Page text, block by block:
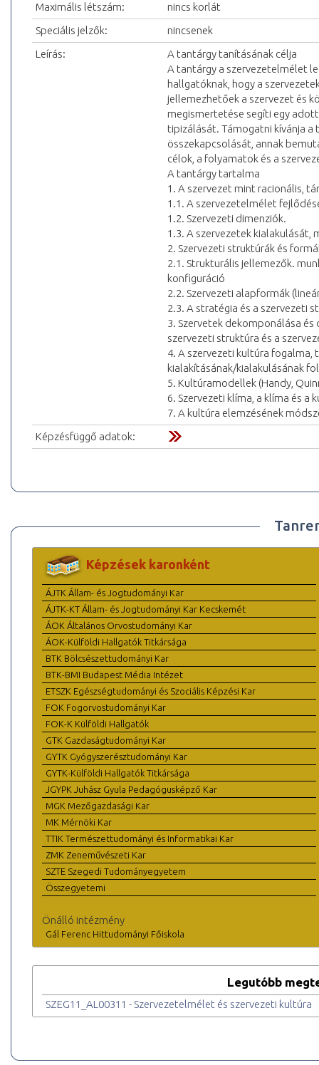
Maximális létszám:
nincs korlát
Speciális jelzők:
nincsenek
Leírás:
A tantárgy tanításának célja
A tantárgy a szervezetelmélet
hallgatóknak, hogy a
jellemezhetőek a szervezet és
megismertetése segíti egy
tipizálását. Támogatni kívánja
összekapcsolását, annak
célok, a folyamatok és a
A tantárgy tartalma
1. A szervezet mint racionális,
1.1. A szervezetelmélet
1.2. Szervezeti dimenziók.
1.3. A szervezetek
2. Szervezeti struktúrák és
2.1. Strukturális jellemezők.
konfiguráció
2.2. Szervezeti alapformák
2.3. A stratégia és a szervezeti
3. Szervetek dekomponálása
szervezeti struktúra és a
4. A szervezeti kultúra fogalma,
kialakításának/kialakulásának
5. Kultúramodellek (Handy,
6. Szervezeti klíma, a klíma és a
7. A kultúra elemzésének
Képzésfüggő adatok:
Képzések karonként
ÁJTK Állam- és Jogtudományi Kar
ÁJTK-KT Állam- és Jogtudományi Kar Kecskemét
ÁOK Általános Orvostudományi Kar
ÁOK-Külföldi Hallgatók Titkársága
BTK Bölcsészettudományi Kar
BTK-BMI Budapest Média Intézet
ETSZK Egészségtudományi és Szociális Képzési Kar
FOK Fogorvostudományi Kar
FOK-K Külföldi Hallgatók
GTK Gazdaságtudományi Kar
GYTK Gyógyszerésztudományi Kar
GYTK-Külföldi Hallgatók Titkársága
JGYPK Juhász Gyula Pedagógusképző Kar
MGK Mezőgazdasági Kar
MK Mérnöki Kar
TTIK Természettudományi és Informatikai Kar
ZMK Zeneművészeti Kar
SZTE Szegedi Tudományegyetem
Összegyetemi
Önálló intézmény
Gál Ferenc Hittudományi Főiskola
Legutóbb
SZEG11_AL00311 - Szervezetelmélet és szerveze­ti kultúra